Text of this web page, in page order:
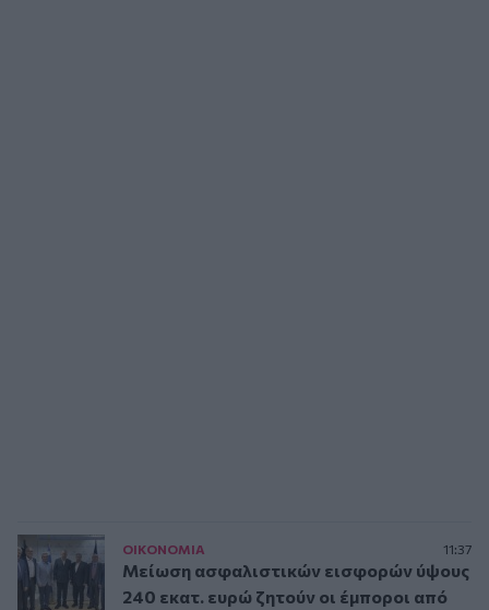
ΟΙΚΟΝΟΜΙΑ 11:37
Μείωση ασφαλιστικών εισφορών ύψους
240 εκατ. ευρώ ζητούν οι έμποροι από